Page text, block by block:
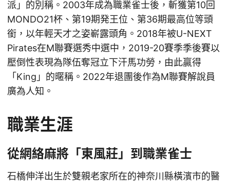
派」的別稱。2003年成為職業雀士後，斬獲第10回
MONDO21杯、第19期発王位、第36期最高位等頭
銜，以年輕天才之姿嶄露頭角。2018年被U-NEXT
Pirates在M聯賽選秀中選中，2019-20賽季季後賽以
壓倒性表現為隊伍奪冠立下汗馬功勞，由此贏得
「King」的暱稱。2022年退團後作為M聯賽解說員
廣為人知。
職業生涯
從網絡麻將「東風莊」到職業雀士
石橋伸洋出生於雙親老家所在的神奈川縣橫濱市的醫